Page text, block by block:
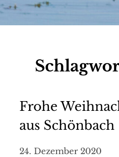
Frohe
aus Schönbach
24. Dezember 2020